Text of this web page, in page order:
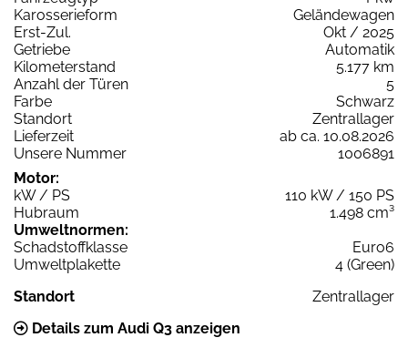
Karosserieform
Geländewagen
Erst-Zul.
Okt / 2025
Getriebe
Automatik
Kilometerstand
5.177 km
Anzahl der Türen
5
Farbe
Schwarz
Standort
Zentrallager
Lieferzeit
ab ca. 10.08.2026
Unsere Nummer
1006891
Motor:
kW / PS
110 kW / 150 PS
Hubraum
1.498 cm³
Umweltnormen:
Schadstoffklasse
Euro6
Umweltplakette
4 (Green)
Standort
Zentrallager
Details zum Audi Q3 anzeigen